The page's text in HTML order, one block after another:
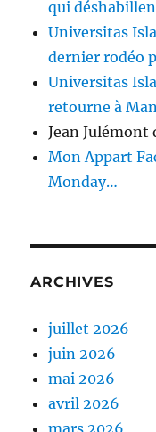
qui
Universitas
dernier rodéo
Universitas
retourne à
Jean Julémont
Mon Appart
Monday…
ARCHIVES
juillet 2026
juin 2026
mai 2026
avril 2026